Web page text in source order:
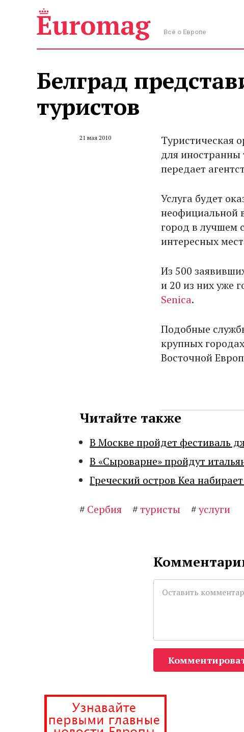
Всё о Европе
Белград
туристов
21 мая 2010
Туристическая
для иностранны
передает
Услуга будет
неофициальной
город в лучшем
интересных
Из 500
и 20 из них уже
Senica.
Подобные
крупных
Восточной
Читайте также
В Москве пройдет фестиваль
В «Сыроварне» пройдут
Греческий остров Кеа
# Сербия #туристы #услуги